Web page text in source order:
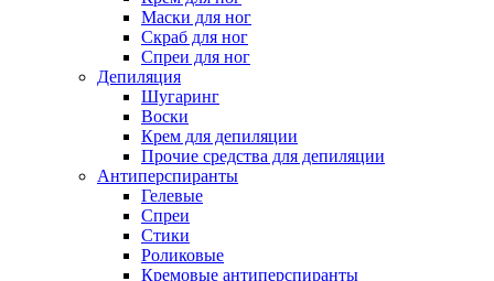
Маски для ног
Скраб для ног
Спреи для ног
Депиляция
Шугаринг
Воски
Крем для депиляции
Прочие средства для депиляции
Антиперспиранты
Гелевые
Спреи
Стики
Роликовые
Кремовые антиперспиранты